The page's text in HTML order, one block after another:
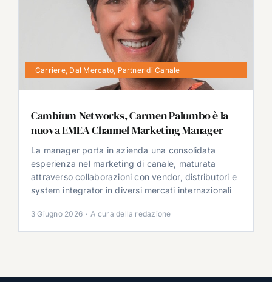
Carriere, Dal Mercato Partner di Canale
Cambium Networks, Carmen Palumbo è la
nuova EMEA Channel Marketing Manager
La manager porta in azienda una consolidata
esperienza nel marketing di canale, maturata
attraverso collaborazioni con vendor, distributori e
system integrator in diversi mercati internazionali
3 Giugno 2026 · A cura della redazione